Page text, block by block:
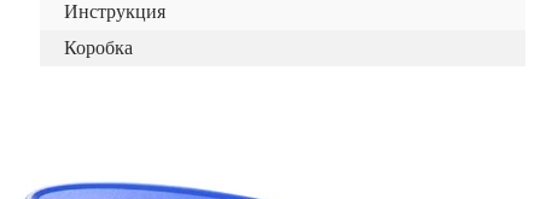
Инструкция
Коробка